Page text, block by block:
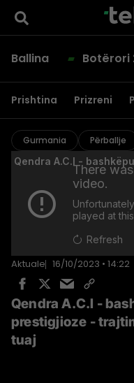
Ballina Botërori
Prishtina Prizreni
Gurmania Përballje
Aktuale 16/10/2023 • 14:22
Qendra A.C.I -
prestigjioze -
tuaj